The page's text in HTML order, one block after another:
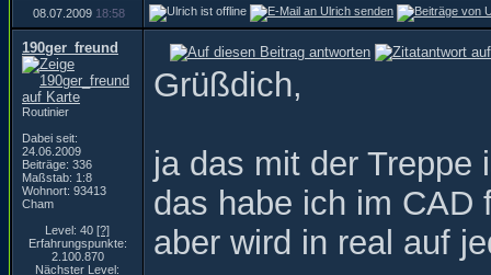
08.07.2009 18:58
190ger_freund
Routinier
Dabei seit:
24.06.2009
Beiträge: 336
Maßstab: 1:8
Wohnort: 93413
Cham
Level: 40 [?]
Erfahrungspunkte:
2.100.870
Nächster Level:
Grüßdich,
ja das mit der Treppe
das habe ich im CAD
aber wird in real auf